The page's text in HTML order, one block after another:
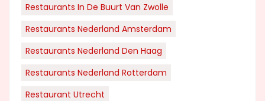
Restaurants In De Buurt Van Zwolle
Restaurants Nederland Amsterdam
Restaurants Nederland Den Haag
Restaurants Nederland Rotterdam
Restaurant Utrecht